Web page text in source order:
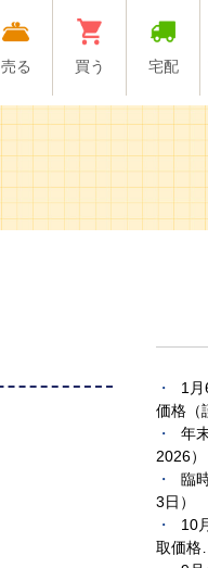
売る 買う 宅配
1月
価格（
年
2026）
臨
3日）
10
取価格